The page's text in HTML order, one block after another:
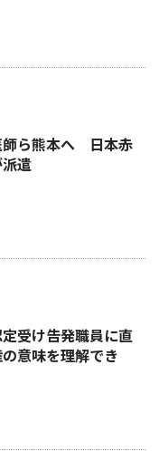
師ら熊本へ 日本赤
遣
受け告発職員に直
意味を理解でき